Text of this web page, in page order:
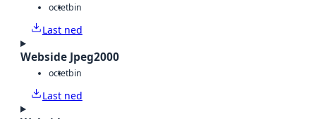
octetbin
Last ned
Webside Jpeg2000
octetbin
Last ned